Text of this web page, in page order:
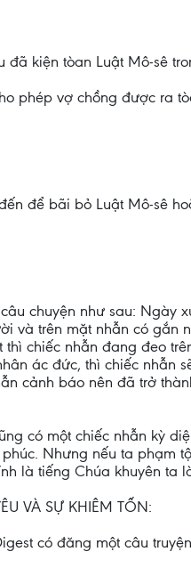
đã kiện tòan Luật Mô-sê
phép vợ chồng được ra
để bãi bỏ Luật Mô-sê
chuyện như sau:
và trên mặt nhẫn có gắn
chiếc nhẫn đang đeo
ác đức, thì chiếc nhẫn
cảnh báo nên đã trở
có một chiếc nhẫn kỳ
Nhưng nếu ta phạm
là tiếng Chúa khuyên ta
VÀ SỰ KHIÊM TỐN:
có đăng một câu